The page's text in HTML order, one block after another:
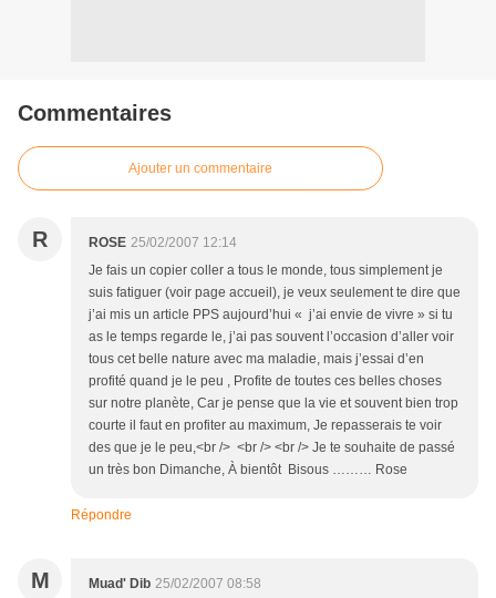
Commentaires
Ajouter un commentaire
R ROSE 25/02/2007 12:14
Je fais un copier coller a tous le monde, tous simplement je
suis fatiguer (voir page accueil), je veux seulement te dire que
j’ai mis un article PPS aujourd’hui « j’ai envie de vivre » si tu
as le temps regarde le, j’ai pas souvent l’occasion d’aller voir
tous cet belle nature avec ma maladie, mais j’essai d’en
profité quand je le peu , Profite de toutes ces belles choses
sur notre planète, Car je pense que la vie et souvent bien trop
courte il faut en profiter au maximum, Je repasserais te voir
des que je le peu,<br /> <br /> <br /> Je te souhaite de passé
un très bon Dimanche, À bientôt Bisous ……… Rose
Répondre
M Muad' Dib 25/02/2007 08:58